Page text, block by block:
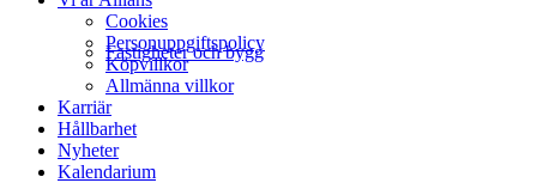
Fastigheter och bygg
Cookies
Personuppgiftspolicy
Köpvillkor
Allmänna villkor
Karriär
Hållbarhet
Nyheter
Kalendarium